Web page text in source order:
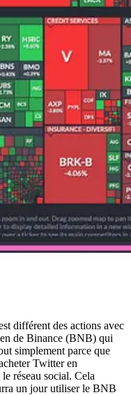
différent des actions avec
de Binance (BNB) qui
simplement parce que
Twitter en
réseau social. Cela
un jour utiliser le BNB